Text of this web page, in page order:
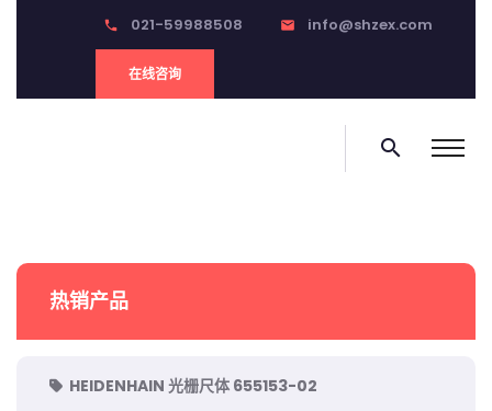
phone 021-59988508 email info@shzex.com
在线咨询
search
热销产品
HEIDENHAIN 光栅尺体 655153-02